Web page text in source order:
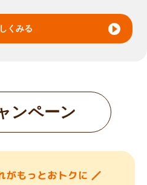
くみる
ンペーン